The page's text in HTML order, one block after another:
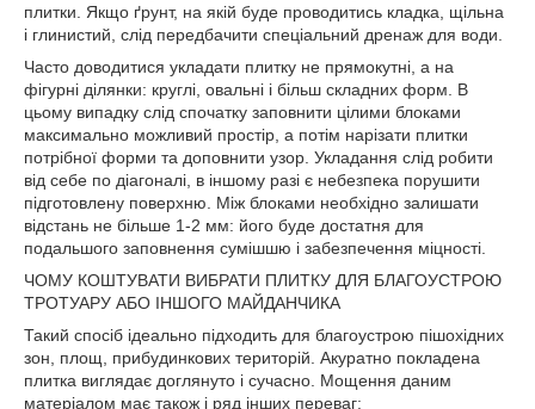
плитки. Якщо ґрунт, на якій буде проводитись кладка, щільна
і глинистий, слід передбачити спеціальний дренаж для води.
Часто доводитися укладати плитку не прямокутні, а на
фігурні ділянки: круглі, овальні і більш складних форм. В
цьому випадку слід спочатку заповнити цілими блоками
максимально можливий простір, а потім нарізати плитки
потрібної форми та доповнити узор. Укладання слід робити
від себе по діагоналі, в іншому разі є небезпека порушити
підготовлену поверхню. Між блоками необхідно залишати
відстань не більше 1-2 мм: його буде достатня для
подальшого заповнення сумішшю і забезпечення міцності.
ЧОМУ КОШТУВАТИ ВИБРАТИ ПЛИТКУ ДЛЯ БЛАГОУСТРОЮ
ТРОТУАРУ АБО ІНШОГО МАЙДАНЧИКА
Такий спосіб ідеально підходить для благоустрою пішохідних
зон, площ, прибудинкових територій. Акуратно покладена
плитка виглядає доглянуто і сучасно. Мощення даним
матеріалом має також і ряд інших переваг: